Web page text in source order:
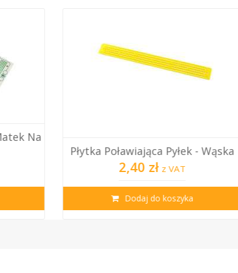
Płytka Poławiająca Pyłek - Wąska
z VAT
Dodaj do koszyka